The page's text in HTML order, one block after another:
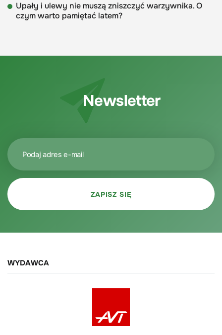
Upały i ulewy nie muszą zniszczyć warzywnika. O
czym warto pamiętać latem?
Newsletter
WYDAWCA